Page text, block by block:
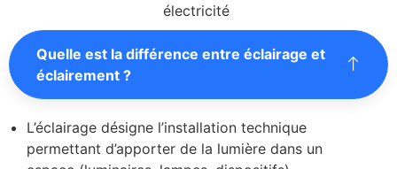
électricité
Quelle est la différence entre éclairage et
éclairement ?
L’éclairage désigne l’installation technique
permettant d’apporter de la lumière dans un